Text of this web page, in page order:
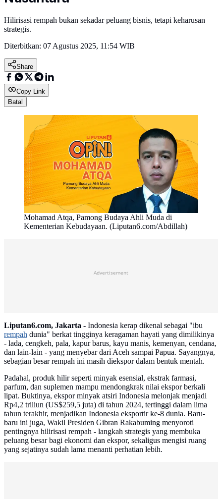
Hilirisasi rempah bukan sekadar peluang bisnis, tetapi keharusan
strategis.
Diterbitkan: 07 Agustus 2025, 11:54 WIB
Share
Copy Link
Batal
Mohamad Atqa, Pamong Budaya Ahli Muda di
Kementerian Kebudayaan. (Liputan6.com/Abdillah)
Advertisement
Liputan6.com, Jakarta - Indonesia kerap dikenal sebagai "ibu
rempah dunia" berkat tingginya keragaman hayati yang dimilikinya
- lada, cengkeh, pala, kapur barus, kayu manis, kemenyan, cendana,
dan lain-lain - yang menyebar dari Aceh sampai Papua. Sayangnya,
sebagian besar rempah ini masih diekspor dalam bentuk mentah.
Padahal, produk hilir seperti minyak esensial, ekstrak farmasi,
parfum, dan suplemen mampu mendongkrak nilai ekspor berkali
lipat. Buktinya, ekspor minyak atsiri Indonesia melonjak menjadi
Rp4,2 triliun (US$259,5 juta) di tahun 2024, tertinggi dalam lima
tahun terakhir, menjadikan Indonesia eksportir ke-8 dunia. Baru-
baru ini juga, Wakil Presiden Gibran Rakabuming menyoroti
pentingnya hilirisasi rempah - langkah strategis yang membuka
peluang besar bagi ekonomi dan ekspor, sekaligus mengisi ruang
yang sejatinya sudah lama menanti perhatian lebih.